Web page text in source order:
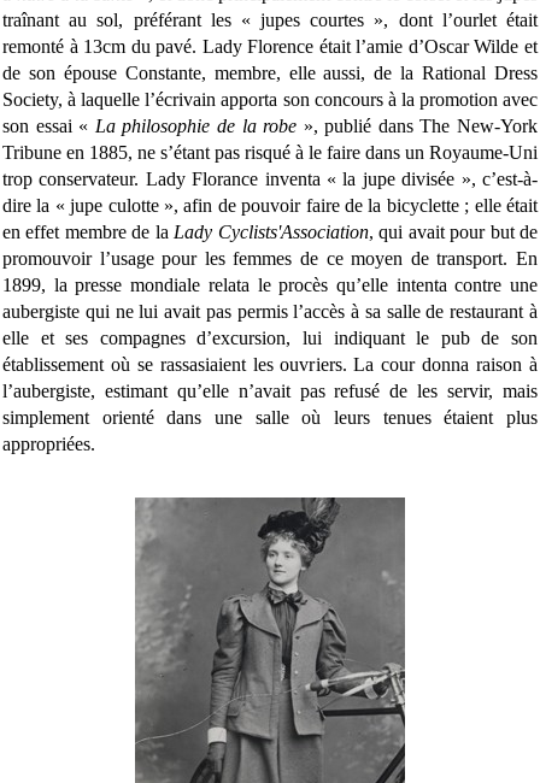
traînant au sol, préférant les « jupes courtes », dont l’ourlet était
remonté à 13cm du pavé. Lady Florence était l’amie d’Oscar Wilde et
de son épouse Constante, membre, elle aussi, de la Rational Dress
Society, à laquelle l’écrivain apporta son concours à la promotion avec
son essai « La philosophie de la robe », publié dans The New-York
Tribune en 1885, ne s’étant pas risqué à le faire dans un Royaume-Uni
trop conservateur. Lady Florance inventa « la jupe divisée », c’est-à-
dire la « jupe culotte », afin de pouvoir faire de la bicyclette ; elle était
en effet membre de la Lady Cyclists'Association, qui avait pour but de
promouvoir l’usage pour les femmes de ce moyen de transport. En
1899, la presse mondiale relata le procès qu’elle intenta contre une
aubergiste qui ne lui avait pas permis l’accès à sa salle de restaurant à
elle et ses compagnes d’excursion, lui indiquant le pub de son
établissement où se rassasiaient les ouvriers. La cour donna raison à
l’aubergiste, estimant qu’elle n’avait pas refusé de les servir, mais
simplement orienté dans une salle où leurs tenues étaient plus
appropriées.